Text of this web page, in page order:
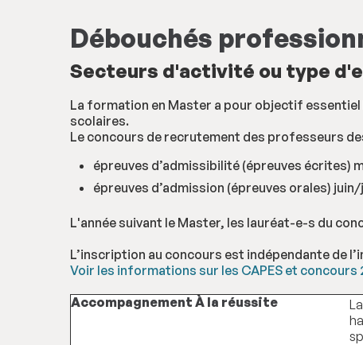
Débouchés
Secteurs d'activité ou type
La formation en Master a pour objectif
scolaires.
Le concours de recrutement des professeurs
épreuves d’admissibilité (épreuves écrites)
épreuves d’admission (épreuves orales)
L'année suivant le Master, les lauréat-e-s du
L’inscription au concours est indépendante de
Voir les informations sur les CAPES et concours
Accompagnement À la réussite